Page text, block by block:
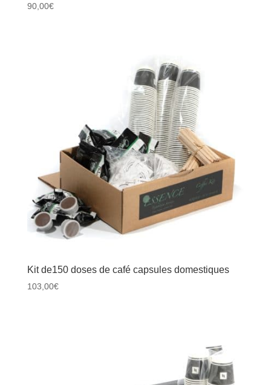
90,00€
Kit de150 doses de café capsules domestiques
103,00€